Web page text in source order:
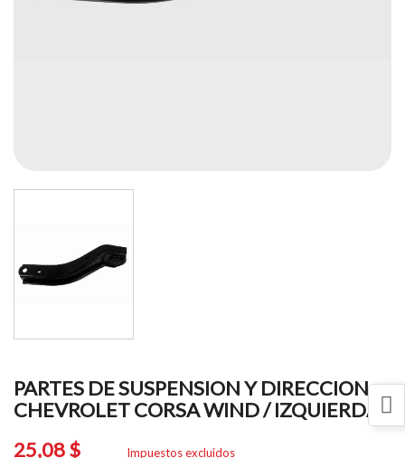
PARTES DE SUSPENSION Y DIRECCION
CHEVROLET CORSA WIND / IZQUIERDA
25,08 $
Impuestos excluidos